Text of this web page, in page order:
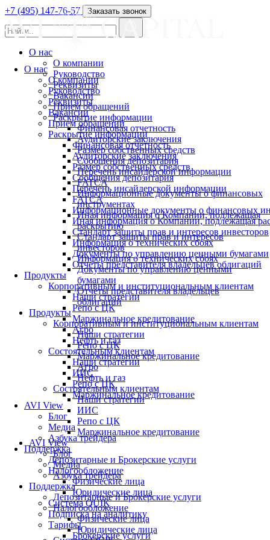
О нас
О компании
Руководство
Реквизиты
Вакансии
Прием обращений
Раскрытие информации
Финансовая отчетность
Аудиторские заключения
Размер собственных средств
Сообщения депозитария
Перечень инсайдерской информации
FATCA
Информационные документы о финансовых
Иная информация о Компании, подлежащая
Стандарт защиты прав и интересов инвесторов
Информация о технических сбоях
Документы по управлению ценными бумагами
Отчеты представителя владельцев облигаций
Продукты
Корпоративным и институциональным клиентам
Наши стратегии
Репо с ЦК
Маржинальное кредитование
Агро
Нефть и газ
Состоятельным клиентам
Наши стратегии
ИИС
Репо с ЦК
Маржинальное кредитование
AVI View
Блог
Медиа
Азбука трейдера
Поддержка
Депозитарные и Брокерские услуги
Налогообложение
Физические лица
Юридические лица
Система QUIK
Подписка на аналитику
Тарифы
Брокерские услуги
+7 (495) 147-76-57 Заказать звонок
О нас
О компании
Руководство
Реквизиты
Вакансии
Прием обращений
Раскрытие информации
Финансовая отчетность
Аудиторские заключения
Размер собственных средств
Сообщения депозитария
Перечень инсайдерской информации
FATCA
Информационные документы о финансовых
инструментах
Иная информация о Компании, подлежащая
раскрытию
Стандарт защиты прав и интересов
инвесторов
Информация о технических сбоях
Документы по управлению ценными
бумагами
Отчеты представителя владельцев
облигаций
Продукты
Корпоративным и институциональным клиентам
Наши стратегии
Репо с ЦК
Маржинальное кредитование
Агро
Нефть и газ
Состоятельным клиентам
Наши стратегии
ИИС
Репо с ЦК
Маржинальное кредитование
AVI View
Блог
Медиа
Азбука трейдера
Поддержка
Депозитарные и Брокерские услуги
Налогообложение
Физические лица
Юридические лица